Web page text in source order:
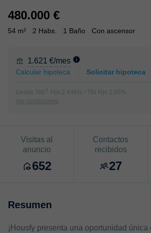
480.000 €
54 m² 2 Habs. 1 Baño Con ascensor
1.621 €/mes
Calcular hipoteca Solicitar hipoteca
Desde TAE 1
Fijo 2,446% / TIN Fijo 2,05%
Ver condiciones
Visitas al
anuncio
652
Contactos
recibidos
27
Resumen
¡Housfy presenta una oportunidad